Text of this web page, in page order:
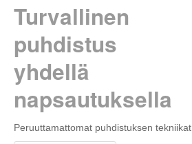
Turvallinen
puhdistus
yhdellä
napsautuksella
Peruuttamattomat puhdistuksen tekniikat